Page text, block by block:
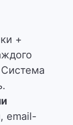
+
Система
email-